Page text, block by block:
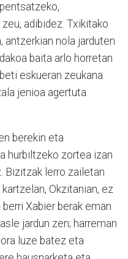
adibidez. Txikitako
antzerkian nola jarduten
baita arlo horretan
eskueran zeukana
jenioa agertuta
berekin eta
hurbiltzeko zortea izan
Bizitzak lerro zailetan
Okzitanian, ez
Xabier berak eman
jardun zen; harreman
luze batez eta